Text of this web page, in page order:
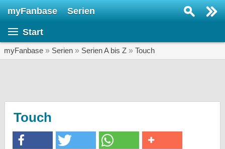
myFanbase Serien
Start
myFanbase » Serien » Serien A bis Z » Touch
Touch
SERIEN
Veranstaltungen
KULTUR